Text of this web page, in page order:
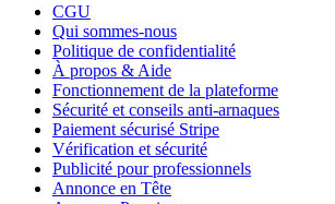
CGU
Qui sommes-nous
Politique de confidentialité
À propos & Aide
Fonctionnement de la plateforme
Sécurité et conseils anti-arnaques
Paiement sécurisé Stripe
Vérification et sécurité
Publicité pour professionnels
Annonce en Tête